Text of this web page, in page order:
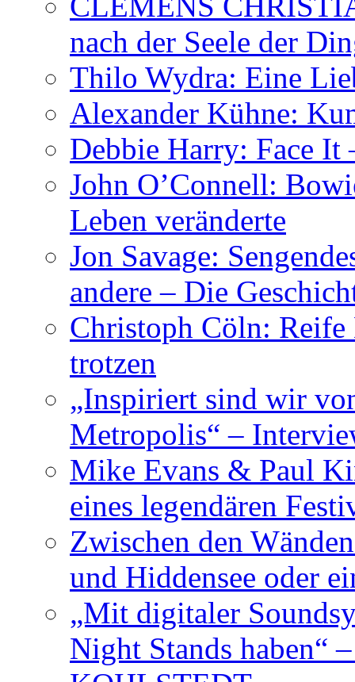
nach der Seele der
Thilo Wydra: Eine
Alexander Kühne:
Debbie Harry: Face
John O’Connell:
Leben veränderte
Jon Savage:
andere – Die
Christoph Cöln:
trotzen
„Inspiriert sind wir
Metropolis“ –
Mike Evans & Paul
eines legendären
Zwischen den
und Hiddensee oder
„Mit digitaler
Night Stands haben“